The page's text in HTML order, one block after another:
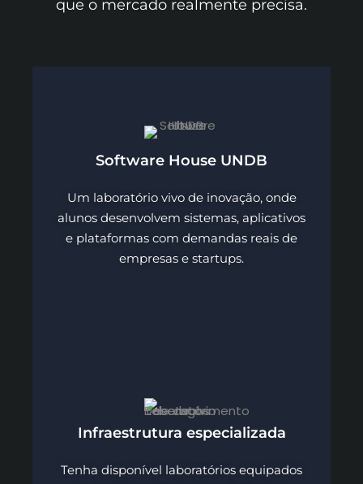
que o mercado realmente precisa.
Software House UNDB
Um laboratório vivo de inovação, onde
alunos desenvolvem sistemas, aplicativos
e plataformas com demandas reais de
empresas e startups.
Infraestrutura especializada
Tenha disponível laboratórios equipados